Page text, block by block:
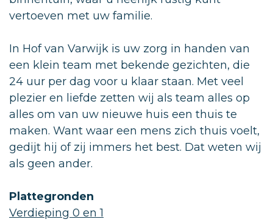
vertoeven met uw familie.
In Hof van Varwijk is uw zorg in handen van
een klein team met bekende gezichten, die
24 uur per dag voor u klaar staan. Met veel
plezier en liefde zetten wij als team alles op
alles om van uw nieuwe huis een thuis te
maken. Want waar een mens zich thuis voelt,
gedijt hij of zij immers het best. Dat weten wij
als geen ander.
Plattegronden
Verdieping 0 en 1